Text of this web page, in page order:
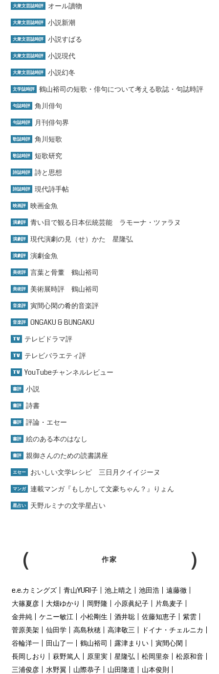
大衆文芸誌時評 オール讀物
大衆文芸誌時評 小説新潮
大衆文芸誌時評 小説すばる
大衆文芸誌時評 小説現代
大衆文芸誌時評 小説幻冬
文学誌時評 鶴山裕司の短歌・俳句について考える歌誌・句誌時評
句誌時評 角川俳句
句誌時評 月刊俳句界
歌誌時評 角川短歌
歌誌時評 短歌研究
詩誌時評 詩と思想
詩誌時評 現代詩手帖
映画評 映画金魚
演劇評 青い目で観る日本伝統芸能 ラモーナ・ツァラヌ
演劇評 現代演劇の見（せ）かた 星隆弘
演劇評 演劇金魚
美術評 言葉と骨董 鶴山裕司
美術評 美術展時評 鶴山裕司
音楽評 寅間心閑の肴的音楽評
音楽評 ONGAKU & BUNGAKU
TV テレビドラマ評
TV テレビバラエティ評
TV YouTubeチャンネルレビュー
書評 小説
書評 詩書
書評 評論・エセー
書評 絵のある本のはなし
書評 親御さんのための読書講座
エセー おいしい文学レシピ 三日月クイイジーヌ
マンガ 連載マンガ『もしかして文豪ちゃん？』りょん
星占い 天野ルミナの文学星占い
作家
e.e.カミングズ 青山YURI子 池上晴之 池田浩
遠藤徹
大篠夏彦
大畑ゆかり 岡野隆 小原眞紀子
片島麦子
金井純
ケニー敏江 小松剛生 酒井聡 佐藤知恵子
紫雲
菅原美架
仙田学 高島秋穂 高津敬三
ドイナ・チェルニカ
谷輪洋一
田山了一 鶴山裕司 露津まりい
寅間心閑
長岡しおり
萩野篤人 原里実 星隆弘 松岡里奈
松原和音
三浦俊彦
水野翼 山際恭子 山田隆道 山本俊則